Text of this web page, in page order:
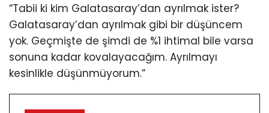
“Tabii ki kim Galatasaray’dan ayrılmak ister?
Galatasaray’dan ayrılmak gibi bir düşüncem
yok. Geçmişte de şimdi de %1 ihtimal bile varsa
sonuna kadar kovalayacağım. Ayrılmayı
kesinlikle düşünmüyorum.”